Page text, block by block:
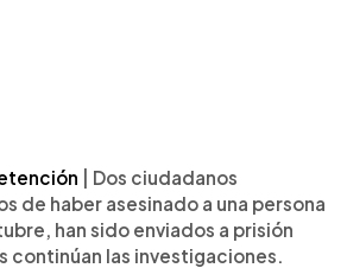
| Dos ciudadanos
de haber asesinado a una persona
han sido enviados a prisión
continúan las investigaciones.